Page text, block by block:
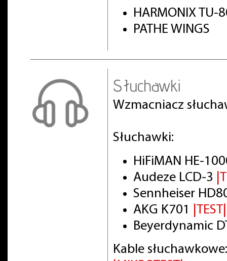
HARMONIX TU-
PATHE WINGS
Słuchawki
Wzmacniacz
Słuchawki:
HiFiMAN HE-
Audeze LCD-3
Sennheiser
AKG K701
|TEST|
Beyerdynamic
Kable